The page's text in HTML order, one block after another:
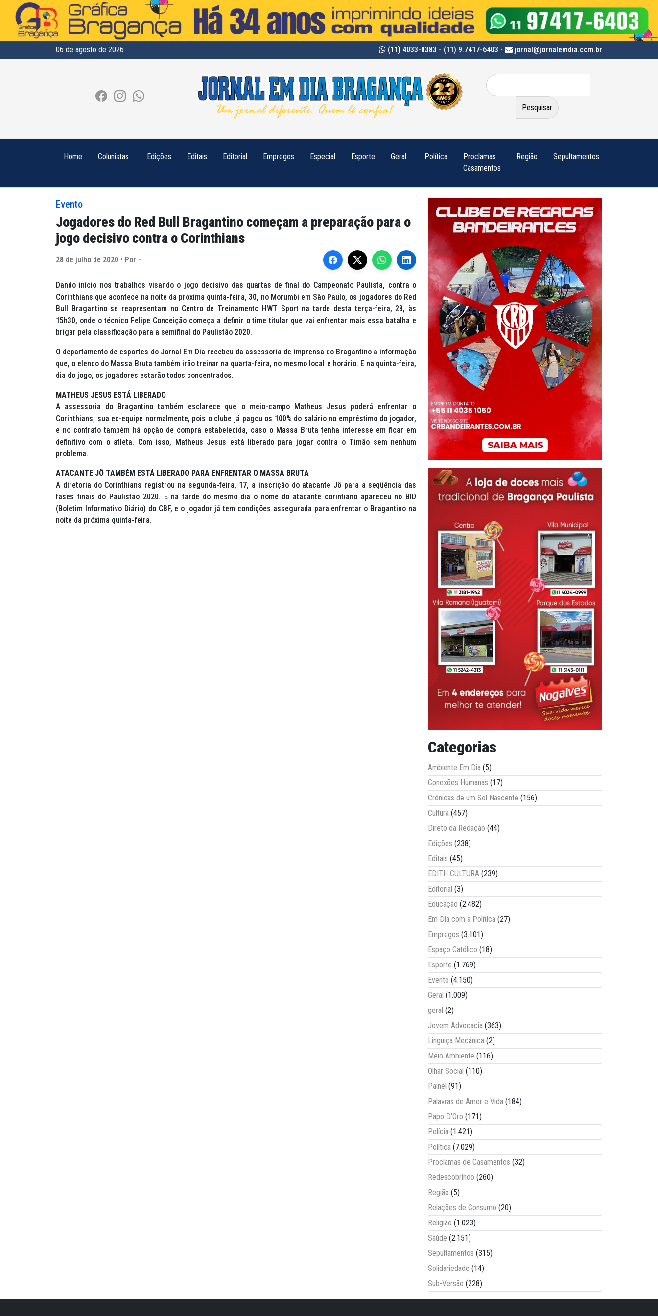
06 de agosto de 2026 (11) 4033-8383 - (11) 9.7417-6403 - jornal@jornalemdia.com.br
Pesquisar
por:
Home Colunistas Edições Editais Editorial Empregos Especial Esporte Geral Política
Proclamas
Casamentos
Região Sepultamentos
Evento
Jogadores do Red Bull Bragantino começam a preparação para o
jogo decisivo contra o Corinthians
28 de julho de 2020 • Por -
Dando início nos trabalhos visando o jogo decisivo das quartas de final do Campeonato Paulista, contra o
Corinthians que acontece na noite da próxima quinta-feira, 30, no Morumbi em São Paulo, os jogadores do Red
Bull Bragantino se reapresentam no Centro de Treinamento HWT Sport na tarde desta terça-feira, 28, às
15h30, onde o técnico Felipe Conceição começa a definir o time titular que vai enfrentar mais essa batalha e
brigar pela classificação para a semifinal do Paulistão 2020.
O departamento de esportes do Jornal Em Dia recebeu da assessoria de imprensa do Bragantino a informação
que, o elenco do Massa Bruta também irão treinar na quarta-feira, no mesmo local e horário. E na quinta-feira,
dia do jogo, os jogadores estarão todos concentrados.
MATHEUS JESUS ESTÁ LIBERADO
A assessoria do Bragantino também esclarece que o meio-campo Matheus Jesus poderá enfrentar o
Corinthians, sua ex-equipe normalmente, pois o clube já pagou os 100% do salário no empréstimo do jogador,
e no contrato também há opção de compra estabelecida, caso o Massa Bruta tenha interesse em ficar em
definitivo com o atleta. Com isso, Matheus Jesus está liberado para jogar contra o Timão sem nenhum
problema.
ATACANTE JÔ TAMBÉM ESTÁ LIBERADO PARA ENFRENTAR O MASSA BRUTA
A diretoria do Corinthians registrou na segunda-feira, 17, a inscrição do atacante Jô para a seqüência das
fases finais do Paulistão 2020. E na tarde do mesmo dia o nome do atacante corintiano apareceu no BID
(Boletim Informativo Diário) do CBF, e o jogador já tem condições assegurada para enfrentar o Bragantino na
noite da próxima quinta-feira.
Categorias
Ambiente Em Dia (5)
Conexões Humanas (17)
Crônicas de um Sol Nascente (156)
Cultura (457)
Direto da Redação (44)
Edições (238)
Editais (45)
EDITH CULTURA (239)
Editorial (3)
Educação (2.482)
Em Dia com a Política (27)
Empregos (3.101)
Espaço Católico (18)
Esporte (1.769)
Evento (4.150)
Geral (1.009)
geral (2)
Jovem Advocacia (363)
Linguiça Mecânica (2)
Meio Ambiente (116)
Olhar Social (110)
Painel (91)
Palavras de Amor e Vida (184)
Papo D'Oro (171)
Polícia (1.421)
Política (7.029)
Proclamas de Casamentos (32)
Redescobrindo (260)
Região (5)
Relações de Consumo (20)
Religião (1.023)
Saúde (2.151)
Sepultamentos (315)
Solidariedade (14)
Sub-Versão (228)